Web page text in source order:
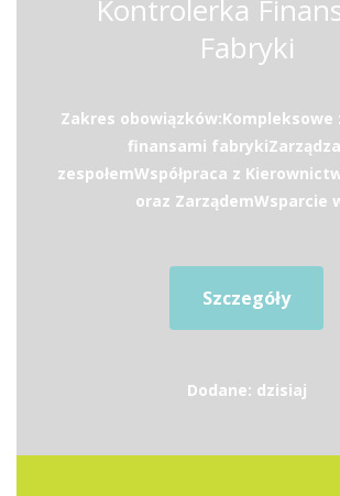
Kontrolerka
Fabryki
Zakres obowiązków:Kompleksowe
finansami
zespołemWspółpraca z
oraz ZarządemWsparcie
Szczegóły
Dodane: dzisiaj